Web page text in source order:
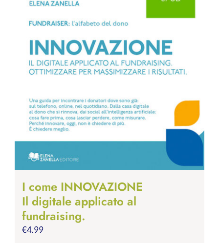
I come INNOVAZIONE
Il digitale applicato al
fundraising.
€4.99